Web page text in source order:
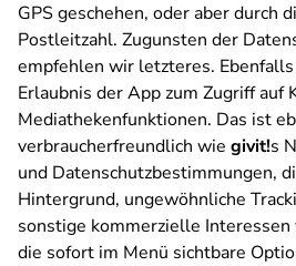
GPS geschehen, oder aber durch
Postleitzahl. Zugunsten der
empfehlen wir letzteres.
Erlaubnis der App zum Zugriff auf
Mediathekenfunktionen. Das ist
verbraucherfreundlich wie givit!s
und Datenschutzbestimmungen,
Hintergrund, ungewöhnliche
sonstige kommerzielle
die sofort im Menü sichtbare